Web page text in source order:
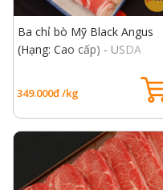
Ba chỉ bò Mỹ Black Angus
(Hạng: Cao cấp) - USDA
349.000đ /kg